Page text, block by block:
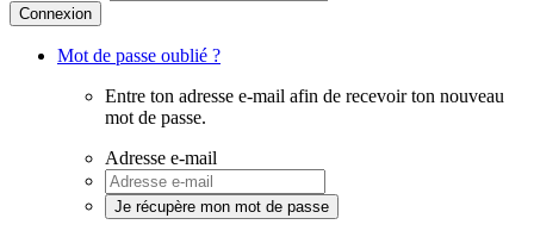
Connexion
Mot de passe oublié ?
Entre ton adresse e-mail afin de recevoir ton nouveau
mot de passe.
Adresse e-mail
Je récupère mon mot de passe